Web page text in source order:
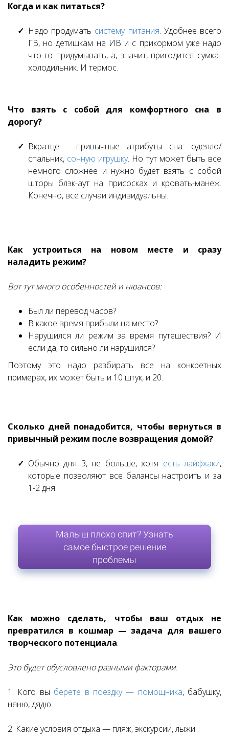
Когда и как питаться?
Надо продумать систему питания. Удобнее всего
ГВ, но детишкам на ИВ и с прикормом уже надо
что-то придумывать, а, значит, пригодится сумка-
холодильник. И термос.
Что взять с собой для комфортного сна в
дорогу?
Вкратце - привычные атрибуты сна: одеяло/
спальник, сонную игрушку. Но тут может быть все
немного сложнее и нужно будет взять с собой
шторы блэк-аут на присосках и кровать-манеж.
Конечно, все случаи индивидуальны.
Как устроиться на новом месте и сразу
наладить режим?
Вот тут много особенностей и нюансов:
Был ли перевод часов?
В какое время прибыли на место?
Нарушился ли режим за время путешествия? И
если да, то сильно ли нарушился?
Поэтому это надо разбирать все на конкретных
примерах, их может быть и 10 штук, и 20.
Сколько дней понадобится, чтобы вернуться в
привычный режим после возвращения домой?
Обычно дня 3, не больше, хотя есть лайфхаки,
которые позволяют все балансы настроить и за
1-2 дня.
Малыш плохо спит? Узнать
самое быстрое решение
проблемы
Как можно сделать, чтобы ваш отдых не
превратился в кошмар — задача для вашего
творческого потенциала.
Это будет обусловлено разными факторами:
1. Кого вы берете в поездку — помощника, бабушку,
няню, дядю.
2. Какие условия отдыха — пляж, экскурсии, лыжи.